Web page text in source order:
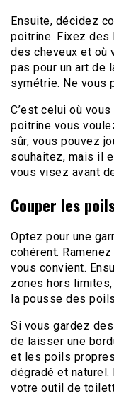
Ensuite, décidez
poitrine. Fixez des
des cheveux et où
pas pour un art de
symétrie. Ne vous
C’est celui où
poitrine vous
sûr, vous pouvez
souhaitez, mais il
vous visez avant
Couper les
Optez pour une
cohérent.
vous convient.
zones hors
la pousse des
Si vous gardez
de laisser une
et les poils
dégradé et
votre outil de